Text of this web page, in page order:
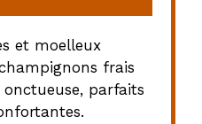
et moelleux
frais
parfaits